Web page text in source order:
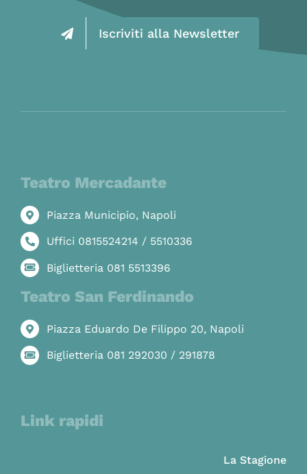
Iscriviti alla Newsletter
Teatro Mercadante
Piazza Municipio, Napoli
Uffici 0815524214 / 5510336
Biglietteria 081 5513396
Teatro San Ferdinando
Piazza Eduardo De Filippo 20, Napoli
Biglietteria 081 292030 / 291878
Link rapidi
La Stagione